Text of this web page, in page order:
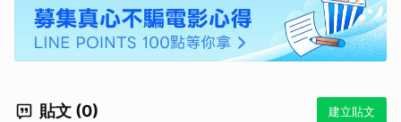
貼文 (0) 建立貼文